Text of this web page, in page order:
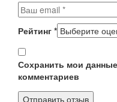
Рейтинг *
Сохранить мои
комментариев